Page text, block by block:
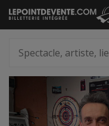
Passer
au
artiste,
lieu...